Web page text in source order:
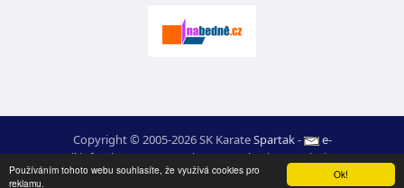
Ok!
Používáním tohoto webu souhlasíte, že využívá cookies pro
reklamu.
Copyright © 2005-2026 SK KarateSpartak-
e-
mail:moc.ceretarak@ofni|Mapa webu| Login|RSS
webdesign:Ing. Pavel Švojgr,výsledky karate : Mgr. Jiří Kotala